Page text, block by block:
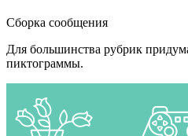
Сборка сообщения
Для большинства рубрик
пиктограммы.